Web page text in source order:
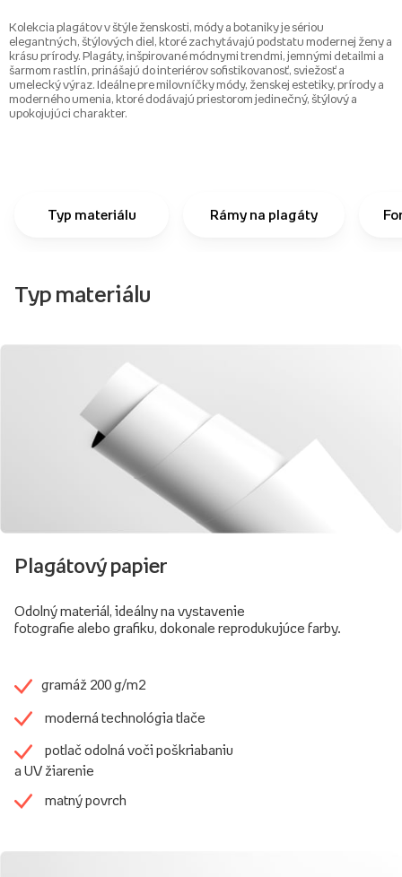
Kolekcia plagátov v štýle ženskosti, módy a botaniky je sériou
elegantných, štýlových diel, ktoré zachytávajú podstatu modernej ženy a
krásu prírody. Plagáty, inšpirované módnymi trendmi, jemnými detailmi a
šarmom rastlín, prinášajú do interiérov sofistikovanosť, sviežosť a
umelecký výraz. Ideálne pre milovníčky módy, ženskej estetiky, prírody a
moderného umenia, ktoré dodávajú priestorom jedinečný, štýlový a
upokojujúci charakter.
Typ materiálu Rámy na plagáty
Typ materiálu
Plagátový papier
Odolný materiál, ideálny na vystavenie
fotografie alebo grafiku, dokonale reprodukujúce farby.
gramáž 200 g/m2
moderná technológia tlače
potlač odolná voči poškriabaniu
a UV žiarenie
matný povrch